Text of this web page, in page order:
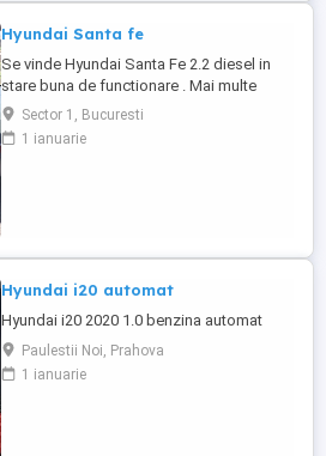
Hyundai Santa fe
Se vinde Hyundai Santa Fe 2.2 diesel in
stare buna de functionare . Mai multe
detalii la telefon
Sector 1, Bucuresti
1 ianuarie
Hyundai i20 automat
Hyundai i20 2020 1.0 benzina automat
Paulestii Noi, Prahova
1 ianuarie